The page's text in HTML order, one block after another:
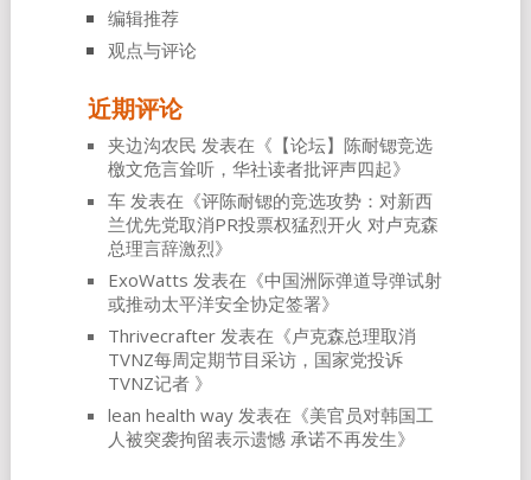
编辑推荐
观点与评论
近期评论
夹边沟农民 发表在《 【论坛】陈耐锶竞选
檄文危言耸听，华社读者批评声四起》
车发表在《评陈耐锶的竞选攻势：对新西
兰优先党取消PR投票权猛烈开火 对卢克森
总理言辞激烈》
ExoWatts 发表在《中国洲际弹道导弹试射
或推动太平洋安全协定签署》
Thrivecrafter发表在《卢克森总理取消
TVNZ每周定期节目采访，国家党投诉
TVNZ记者 》
lean health way发表在《美官员对韩国工
人被突袭拘留表示遗憾 承诺不再发生》